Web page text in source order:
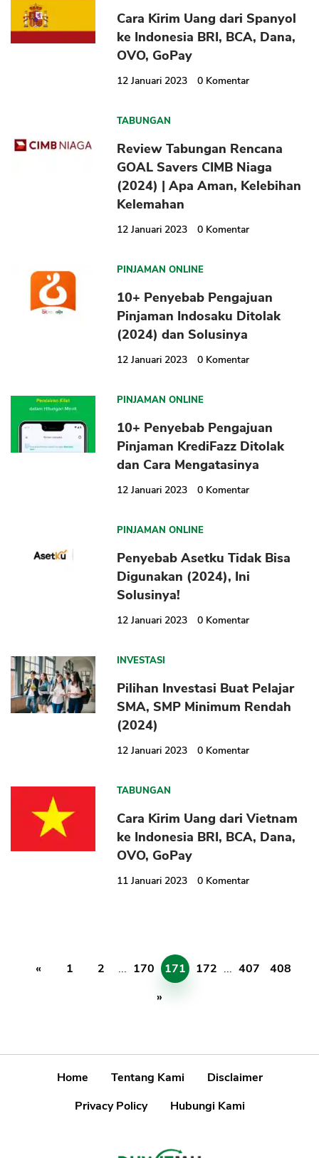
Cara Kirim Uang dari Spanyol
ke Indonesia BRI, BCA, Dana,
OVO, GoPay
12 Januari 2023 0 Komentar
TABUNGAN
Review Tabungan Rencana
GOAL Savers CIMB Niaga
(2024) | Apa Aman, Kelebihan
Kelemahan
12 Januari 2023 0 Komentar
PINJAMAN ONLINE
10+ Penyebab Pengajuan
Pinjaman Indosaku Ditolak
(2024) dan Solusinya
12 Januari 2023 0 Komentar
PINJAMAN ONLINE
10+ Penyebab Pengajuan
Pinjaman KrediFazz Ditolak
dan Cara Mengatasinya
12 Januari 2023 0 Komentar
PINJAMAN ONLINE
Penyebab Asetku Tidak Bisa
Digunakan (2024), Ini
Solusinya!
12 Januari 2023 0 Komentar
INVESTASI
Pilihan Investasi Buat Pelajar
SMA, SMP Minimum Rendah
(2024)
12 Januari 2023 0 Komentar
TABUNGAN
Cara Kirim Uang dari Vietnam
ke Indonesia BRI, BCA, Dana,
OVO, GoPay
11 Januari 2023 0 Komentar
« 1 2 ... 170 171 172 ... 407
408
»
Home Tentang Kami
Disclaimer
Privacy Policy
Hubungi Kami